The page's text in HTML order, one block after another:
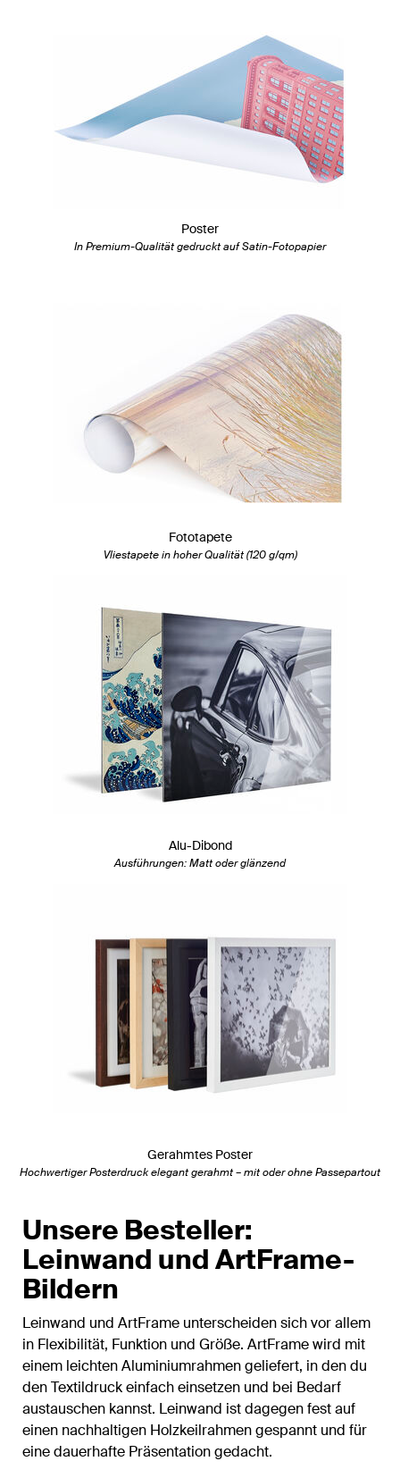
Poster
In Premium-Qualität gedruckt auf Satin-Fotopapier
Fototapete
Vliestapete in hoher Qualität (120 g/qm)
Alu-Dibond
Ausführungen: Matt oder glänzend
Gerahmtes Poster
Hochwertiger Posterdruck elegant gerahmt – mit oder ohne Passepartout
Unsere Besteller:
Leinwand und ArtFrame-
Bildern
Leinwand und ArtFrame unterscheiden sich vor allem
in Flexibilität, Funktion und Größe. ArtFrame wird mit
einem leichten Aluminiumrahmen geliefert, in den du
den Textildruck einfach einsetzen und bei Bedarf
austauschen kannst. Leinwand ist dagegen fest auf
einen nachhaltigen Holzkeilrahmen gespannt und für
eine dauerhafte Präsentation gedacht.